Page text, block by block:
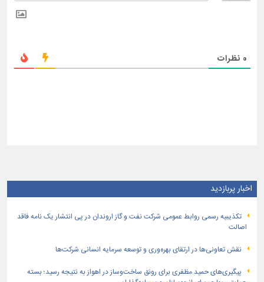
0 نظرات
اخبار پربازدید
تكذیبیه رسمی روابط عمومی شركت نفت و گاز اروندان در پی انتشار یک نامه فاقد
اصالت
نقش تعاونی‌ها در ارتقای بهره‌وری و توسعه سرمایه انسانی شرکت‌ها
پیگیری‌های حمید مظفری برای رونق ساخت‌وساز در اهواز به نتیجه رسید؛ بسته